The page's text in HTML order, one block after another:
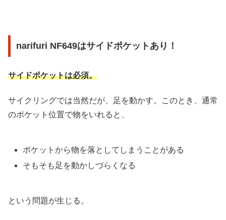
narifuri NF649はサイドポケットあり！
サイドポケットは必須。
サイクリングでは当然だが、足を動かす。このとき、通常
のポケット位置で物をいれると、
ポケットから物を落としてしまうことがある
そもそも足を動かしづらくなる
という問題が生じる。